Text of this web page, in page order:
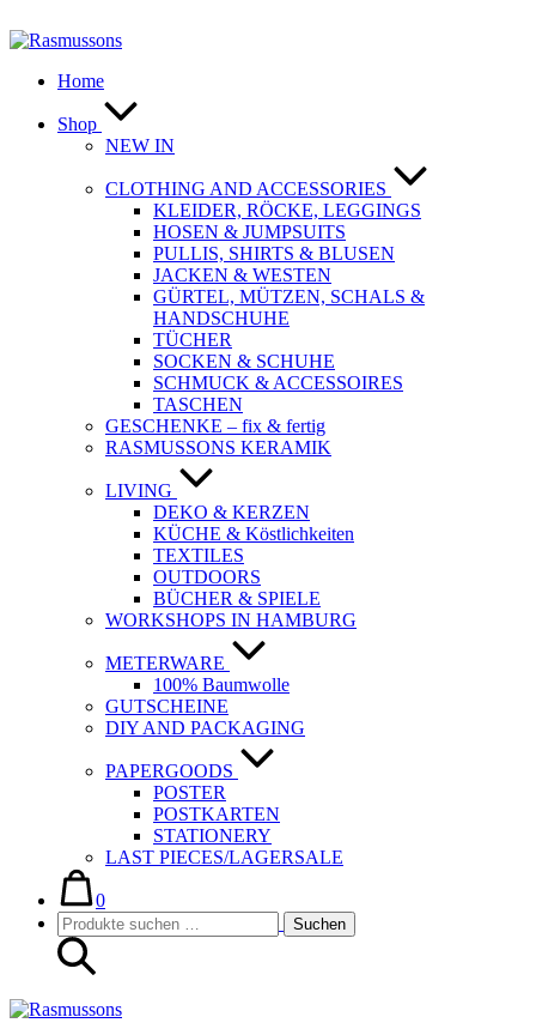
Inhalt
Home
Shop
NEW IN
CLOTHING AND ACCESSORIES
KLEIDER, RÖCKE, LEGGINGS
HOSEN & JUMPSUITS
PULLIS, SHIRTS & BLUSEN
JACKEN & WESTEN
GÜRTEL, MÜTZEN, SCHALS &
HANDSCHUHE
TÜCHER
SOCKEN & SCHUHE
SCHMUCK & ACCESSOIRES
TASCHEN
GESCHENKE – fix & fertig
RASMUSSONS KERAMIK
LIVING
DEKO & KERZEN
KÜCHE & Köstlichkeiten
TEXTILES
OUTDOORS
BÜCHER & SPIELE
WORKSHOPS IN HAMBURG
METERWARE
100% Baumwolle
GUTSCHEINE
DIY AND PACKAGING
PAPERGOODS
POSTER
POSTKARTEN
STATIONERY
LAST PIECES/LAGERSALE
Warenkorb
0im
Warenkorb
Suche-
Schalter
Suchen
nach:
Suchen